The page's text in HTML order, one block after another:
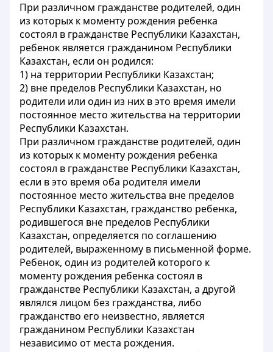
При различном гражданстве родителей, один
из которых к моменту рождения ребенка
состоял в гражданстве Республики Казахстан,
ребенок является гражданином Республики
Казахстан, если он родился:
1) на территории Республики Казахстан;
2) вне пределов Республики Казахстан, но
родители или один из них в это время имели
постоянное место жительства на территории
Республики Казахстан.
При различном гражданстве родителей, один
из которых к моменту рождения ребенка
состоял в гражданстве Республики Казахстан,
если в это время оба родителя имели
постоянное место жительства вне пределов
Республики Казахстан, гражданство ребенка,
родившегося вне пределов Республики
Казахстан, определяется по соглашению
родителей, выраженному в письменной форме.
Ребенок, один из родителей которого к
моменту рождения ребенка состоял в
гражданстве Республики Казахстан, а другой
являлся лицом без гражданства, либо
гражданство его неизвестно, является
гражданином Республики Казахстан
независимо от места рождения.